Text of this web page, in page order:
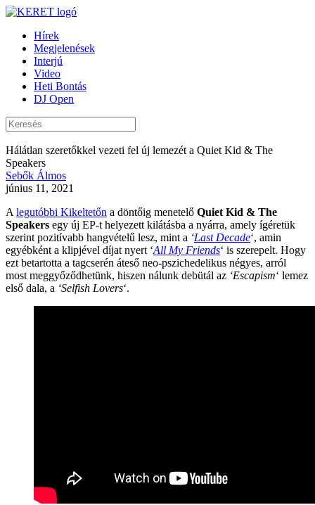
Hírek
Megjelenések
Interjú
Video
Heti Bontás
DJ Open
Hálátlan szeretőkkel vezeti fel új lemezét a Quiet Kid & The
Speakers
Sebők Álmos
június 11, 2021
A legutóbbi Kikeltetőn a döntőig menetelő Quiet Kid & The
Speakers egy új EP-t helyezett kilátásba a nyárra, amely ígéretük
szerint pozitívabb hangvételű lesz, mint a ‘Last Decade‘, amin
egyébként a klipjével díjat nyert ‘All My Friends‘ is szerepelt. Hogy
ezt betartotta a tagcserén áteső neo-pszichedelikus négyes, arról
most meggyőződhetünk, hiszen nálunk debütál az ‘Escapism‘ lemez
első dala, a ‘Selfish Lovers‘.